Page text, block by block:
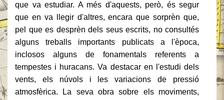
que va estudiar. A més d'aquests, però, és segur
que en va llegir d'altres, encara que sorprèn que,
pel que es desprèn dels seus escrits, no consultés
alguns treballs importants publicats a l'època,
inclosos alguns de fonamentals referents a
tempestes i huracans. Va destacar en l'estudi dels
vents, els núvols i les variacions de pressió
atmosfèrica. La seva obra sobre els moviments,